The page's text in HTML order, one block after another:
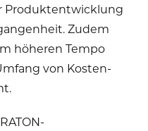
Produktentwicklung
Zudem
höheren Tempo
von Kosten-